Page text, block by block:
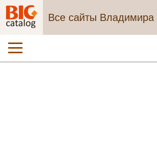
Все сайты Владимира